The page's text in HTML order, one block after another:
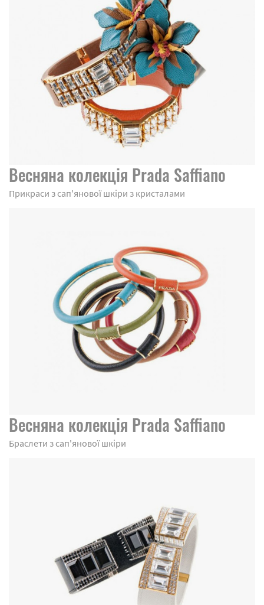
Весняна колекція Prada Saffiano
Прикраси з сап'янової шкіри з кристалами
Весняна колекція Prada Saffiano
Браслети з сап'янової шкіри